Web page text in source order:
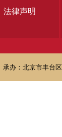
法律声明
承办：北京市丰台